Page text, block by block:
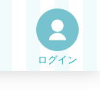
ログイン